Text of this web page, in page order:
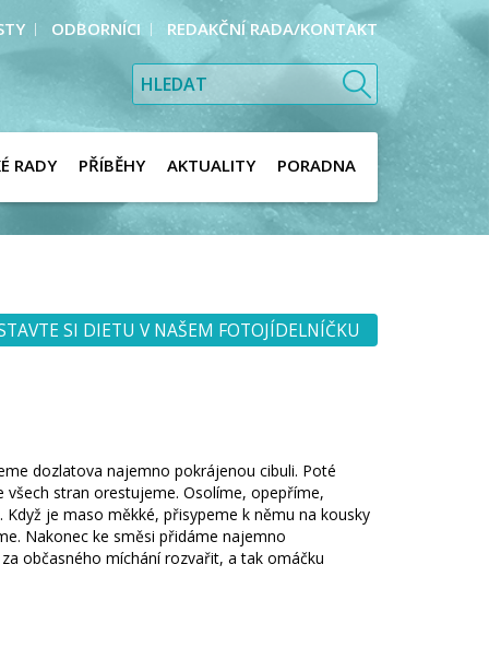
ODBORNÍCI REDAKČNÍ RADA/KONTAKT
RADY PŘÍBĚHY AKTUALITY PORADNA
SI DIETU V NAŠEM FOTOJÍDELNÍČKU
dozlatova najemno pokrájenou cibuli. Poté
stran orestujeme. Osolíme, opepříme,
je maso měkké, přisypeme k němu na kousky
Nakonec ke směsi přidáme najemno
občasného míchání rozvařit, a tak omáčku